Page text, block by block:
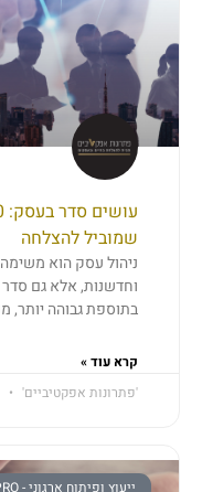
שמוביל להצלחה
ניהול עסק הוא
וחדשנות, אלא גם
בתוספת גבוהה יותר,
קרא עוד »
'פתרונות אפקטיביים'
ייעוץ ופיתוח ארגוני - SUCCSESS-PRO